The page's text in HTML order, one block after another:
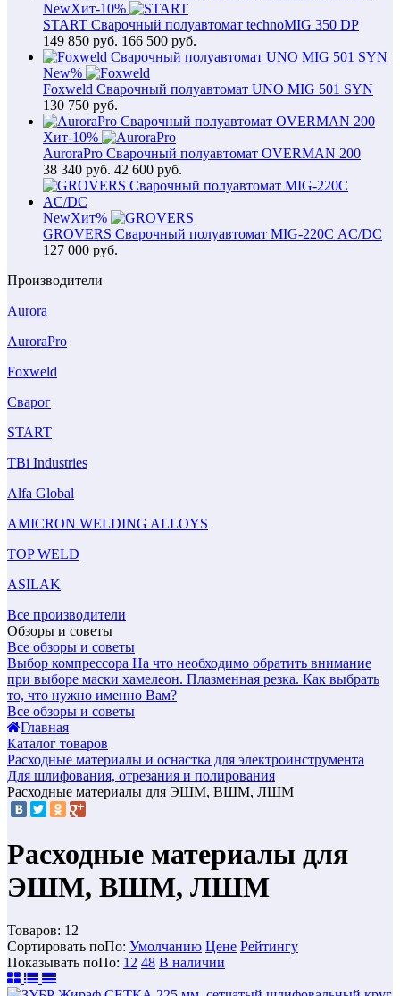
NewХит-10%
START Сварочный полуавтомат technoMIG 350 DP
149 850 руб. 166 500 руб.
New%
Foxweld Сварочный полуавтомат UNO MIG 501 SYN
130 750 руб.
Хит-10%
AuroraPro Сварочный полуавтомат OVERMAN 200
38 340 руб. 42 600 руб.
NewХит%
GROVERS Сварочный полуавтомат MIG-220С AC/DC
127 000 руб.
Производители
Aurora
AuroraPro
Foxweld
Сварог
START
TBi Industries
Alfa Global
AMICRON WELDING ALLOYS
TOP WELD
ASILAK
Все производители
Обзоры и советы
Все обзоры и советы
Выбор компрессора На что необходимо обратить внимание
при выборе маски хамелеон. Плазменная резка. Как выбрать
то, что нужно именно Вам?
Все обзоры и советы
Главная
Каталог товаров
Расходные материалы и оснастка для электроинструмента
Для шлифования, отрезания и полирования
Расходные материалы для ЭШМ, ВШМ, ЛШМ
Расходные материалы для
ЭШМ, ВШМ, ЛШМ
Товаров: 12
Сортировать поПо: Умолчанию Цене Рейтингу
Показывать поПо: 12 48 В наличии